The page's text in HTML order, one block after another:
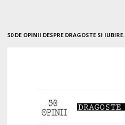
50 DE OPINII DESPRE DRAGOSTE SI